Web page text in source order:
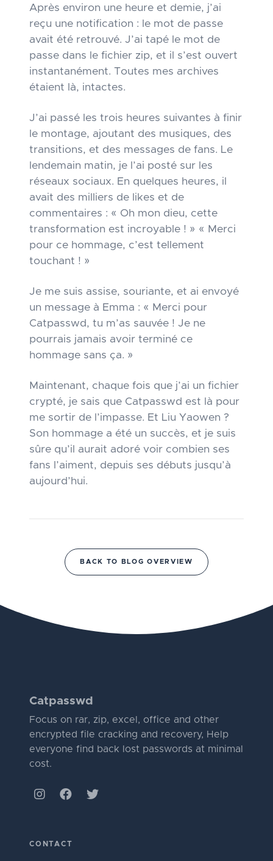
Après environ une heure et demie, j’ai
reçu une notification : le mot de passe
avait été retrouvé. J’ai tapé le mot de
passe dans le fichier zip, et il s’est ouvert
instantanément. Toutes mes archives
étaient là, intactes.
J’ai passé les trois heures suivantes à finir
le montage, ajoutant des musiques, des
transitions, et des messages de fans. Le
lendemain matin, je l’ai posté sur les
réseaux sociaux. En quelques heures, il
avait des milliers de likes et de
commentaires : « Oh mon dieu, cette
transformation est incroyable ! » « Merci
pour ce hommage, c’est tellement
touchant ! »
Je me suis assise, souriante, et ai envoyé
un message à Emma : « Merci pour
Catpasswd, tu m’as sauvée ! Je ne
pourrais jamais avoir terminé ce
hommage sans ça. »
Maintenant, chaque fois que j’ai un fichier
crypté, je sais que Catpasswd est là pour
me sortir de l’impasse. Et Liu Yaowen ?
Son hommage a été un succès, et je suis
sûre qu’il aurait adoré voir combien ses
fans l’aiment, depuis ses débuts jusqu’à
aujourd’hui.
BACK TO BLOG OVERVIEW
Catpasswd
Focus on rar, zip, excel, office and other
encrypted file cracking and recovery, Help
everyone find back lost passwords at minimal
cost.
CONTACT